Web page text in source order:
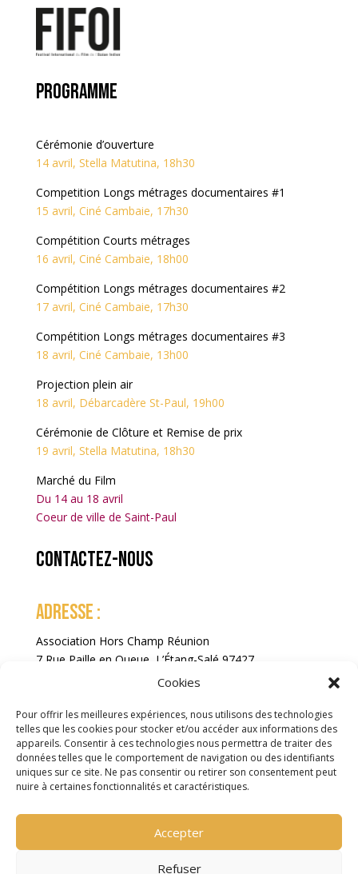
Cookies
Pour offrir les meilleures expériences, nous utilisons des technologies
telles que les cookies pour stocker et/ou accéder aux informations des
appareils. Consentir à ces technologies nous permettra de traiter des
données telles que le comportement de navigation ou des identifiants
uniques sur ce site. Ne pas consentir ou retirer son consentement peut
nuire à certaines fonctionnalités et caractéristiques.
Accepter
Refuser
Programme
Cérémonie d’ouverture
14 avril, Stella Matutina, 18h30
Competition Longs métrages documentaires #1
15 avril, Ciné Cambaie, 17h30
Compétition Courts métrages
16 avril, Ciné Cambaie, 18h00
Compétition Longs métrages documentaires #2
17 avril, Ciné Cambaie, 17h30
Compétition Longs métrages documentaires #3
18 avril, Ciné Cambaie, 13h00
Projection plein air
18 avril, Débarcadère St-Paul, 19h00
Cérémonie de Clôture et Remise de prix
19 avril, Stella Matutina, 18h30
Marché du Film
Du 14 au 18 avril
Coeur de ville de Saint-Paul
Contactez-nous
ADRESSE :
Association Hors Champ Réunion
7 Rue Paille en Queue, L’Étang-Salé 97427
COPYRIGHT ©2025 FIFOI. TOUS DROITS RÉSERVÉS